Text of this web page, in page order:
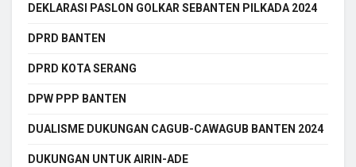
DEKLARASI PASLON GOLKAR SEBANTEN PILKADA 2024
DPRD BANTEN
DPRD KOTA SERANG
DPW PPP BANTEN
DUALISME DUKUNGAN CAGUB-CAWAGUB BANTEN 2024
DUKUNGAN UNTUK AIRIN-ADE